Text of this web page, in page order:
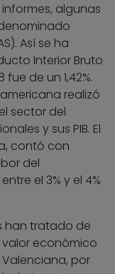
algunas
Así se ha
Interior Bruto
de un 1,42%.
realizó
sector del
y sus PIB. El
contó con
del
el 3% y el 4%
han tratado de
valor económico
por